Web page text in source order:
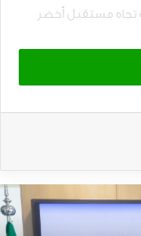
تجاه مستقبل أخضر
شركة نيسان موتورز
ل “نيسان